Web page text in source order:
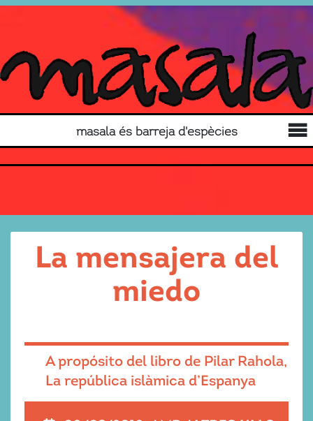
masala és barreja d'espècies
La mensajera del
miedo
A propósito del libro de Pilar Rahola,
La república islàmica d’Espanya